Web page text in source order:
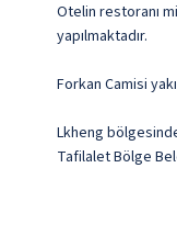
Otelin restoranı
yapılmaktadır.
Forkan Camisi
Lkheng
Tafilalet Bölge